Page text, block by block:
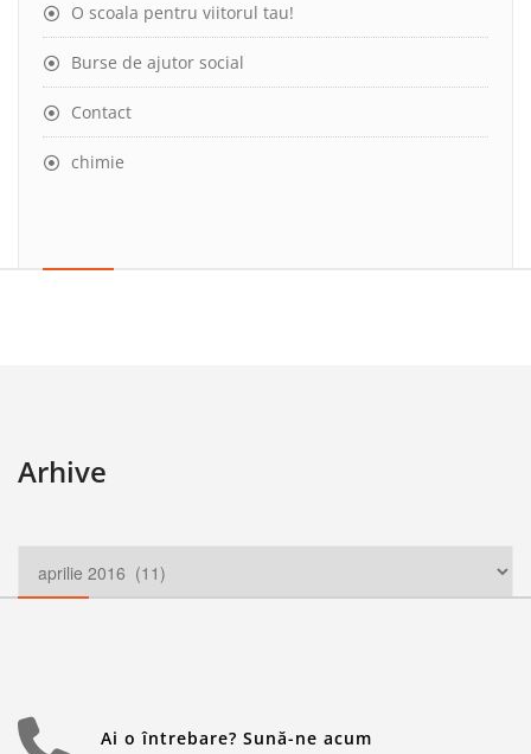
O scoala pentru viitorul tau!
Burse de ajutor social
Contact
chimie
Arhive
Ai o întrebare? Sună-ne acum